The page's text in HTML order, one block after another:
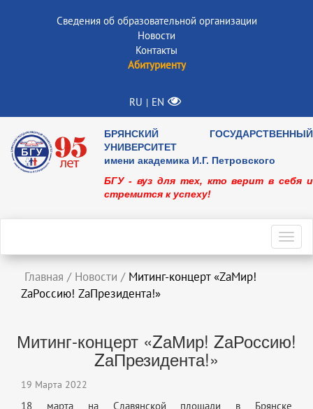
Сведения об образовательной организации
Новости
Контакты
Абитуриенту
RU | EN
БРЯНСКИЙ ГОСУДАРСТВЕННЫЙ
УНИВЕРСИТЕТ
имени академика И.Г. Петровского
БГУ - вуз для тех, кто верит в себя и
стремится к успеху!
Главная / Новости / Митинг-концерт «ZаМир!
ZаРоссию! ZаПрезидента!»
Митинг-концерт «ZаМир! ZаРоссию!
ZаПрезидента!»
19 Марта 2022
18 марта на Славянской площади в Брянске